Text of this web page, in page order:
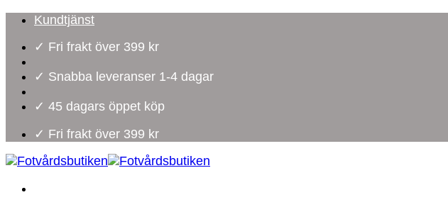
Skip
content
Kundtjänst
✓ Fri frakt över 399 kr
✓ Snabba leveranser 1-4 dagar
✓ 45 dagars öppet köp
✓ Fri frakt över 399 kr